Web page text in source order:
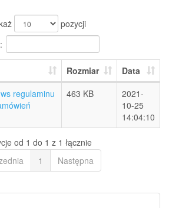
pozycji
Rozmiar
Data
regulaminu
463 KB
2021-
10-25
14:04:10
od 1 do 1 z 1 łącznie
1 Następna